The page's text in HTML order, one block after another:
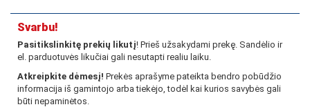
Svarbu!
Pasitikslinkitę prekių likutį! Prieš užsakydami prekę. Sandėlio ir
el. parduotuvės likučiai gali nesutapti realiu laiku.
Atkreipkite dėmesį! Prekės aprašyme pateikta bendro pobūdžio
informacija iš gamintojo arba tiekėjo, todėl kai kurios savybės gali
būti nepaminėtos.